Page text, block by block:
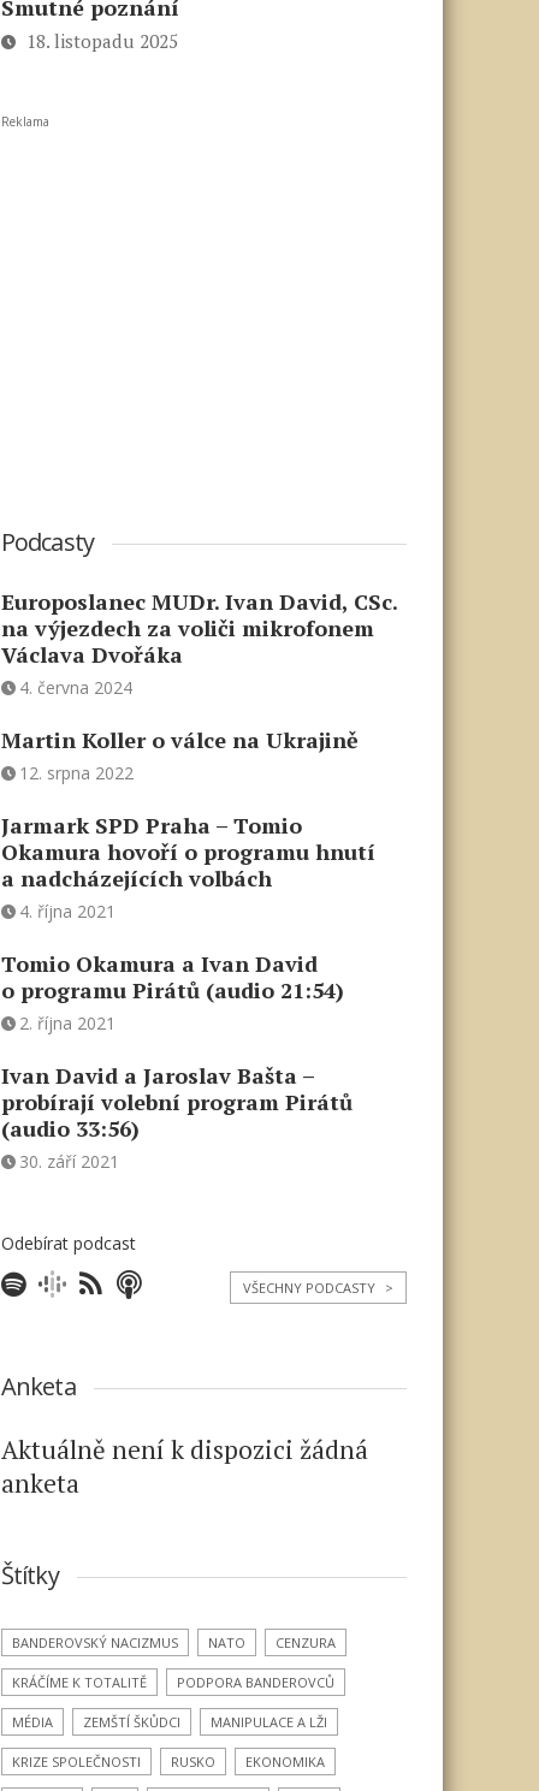
Smutné poznání
18. listopadu 2025
Reklama
Podcasty
Europoslanec MUDr. Ivan David, CSc.
na výjezdech za voliči mikrofonem
Václava Dvořáka
4. června 2024
Martin Koller o válce na Ukrajině
12. srpna 2022
Jarmark SPD Praha – Tomio
Okamura hovoří o programu hnutí
a nadcházejících volbách
4. října 2021
Tomio Okamura a Ivan David
o programu Pirátů (audio 21:54)
2. října 2021
Ivan David a Jaroslav Bašta –
probírají volební program Pirátů
(audio 33:56)
30. září 2021
Odebírat podcast
VŠECHNY PODCASTY >
Anketa
Aktuálně není k dispozici žádná
anketa
Štítky
BANDEROVSKÝ NACIZMUS NATO CENZURA
KRÁČÍME K TOTALITĚ PODPORA BANDEROVCŮ
MÉDIA ZEMŠTÍ ŠKŮDCI MANIPULACE A LŽI
KRIZE SPOLEČNOSTI RUSKO EKONOMIKA